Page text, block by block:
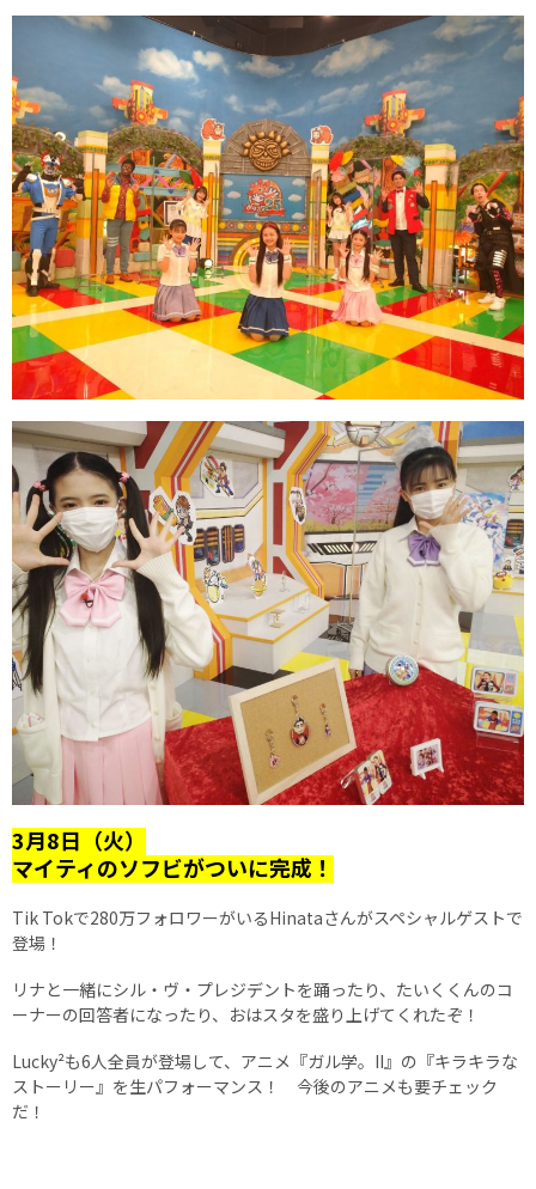
3月8日（火）
マイティのソフビがついに完成！
Tik Tokで280万フォロワーがいるHinataさんがスペシャルゲストで
登場！
リナと一緒にシル・ヴ・プレジデントを踊ったり、たいくくんのコ
ーナーの回答者になったり、おはスタを盛り上げてくれたぞ！
Lucky²も6人全員が登場して、アニメ『ガル学。II』の『キラキラな
ストーリー』を生パフォーマンス！ 今後のアニメも要チェック
だ！